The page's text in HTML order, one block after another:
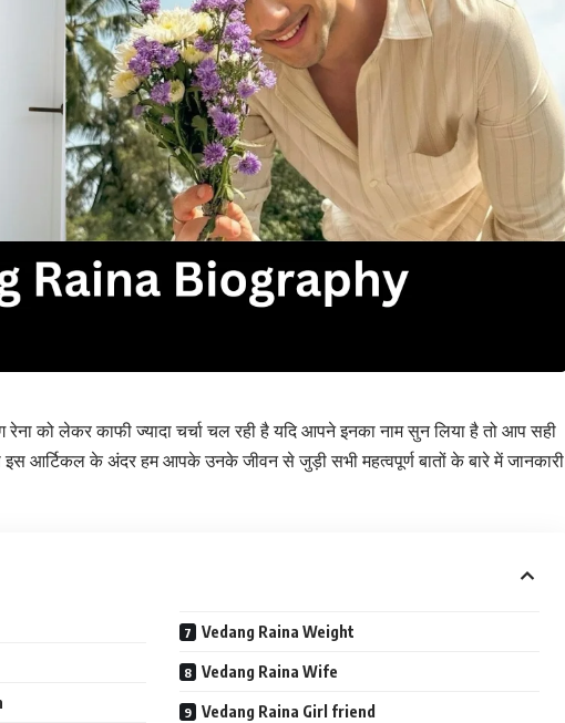
रेना को लेकर काफी ज्यादा चर्चा चल रही है यदि आपने इनका नाम सुन लिया है तो आप सही
आर्टिकल के अंदर हम आपके उनके जीवन से जुड़ी सभी महत्वपूर्ण बातों के बारे में जानकारी
Vedang Raina Weight
Vedang Raina Wife
Vedang Raina Girl friend